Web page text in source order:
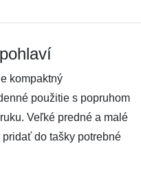
kompaktný
použitie s popruhom
Veľké predné a malé
do tašky potrebné